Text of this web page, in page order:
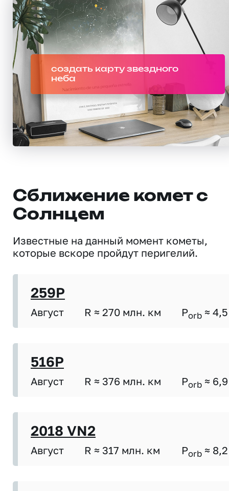
создать карту звездного
неба
Сближение комет с
Солнцем
Известные на данный момент кометы,
которые вскоре пройдут перигелий.
259P
Август R ≈ 270 млн. км Porb ≈ 4,5
516P
Август R ≈ 376 млн. км Porb ≈ 6,9
2018 VN2
Август R ≈ 317 млн. км Porb ≈ 8,2